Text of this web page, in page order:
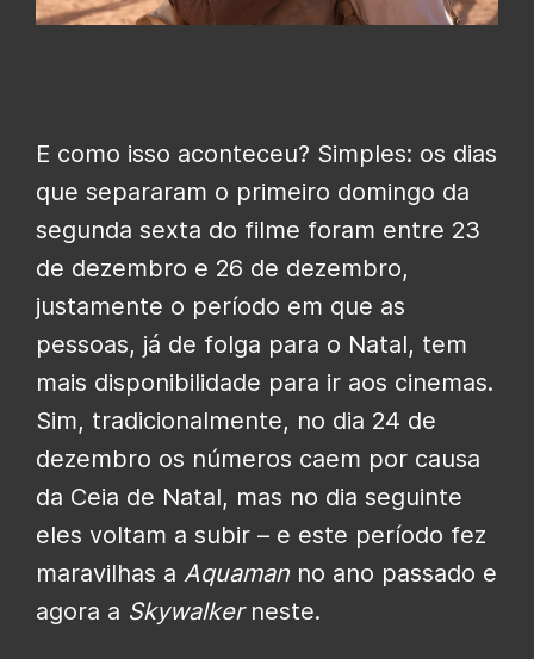
E como isso aconteceu? Simples: os dias
que separaram o primeiro domingo da
segunda sexta do filme foram entre 23
de dezembro e 26 de dezembro,
justamente o período em que as
pessoas, já de folga para o Natal, tem
mais disponibilidade para ir aos cinemas.
Sim, tradicionalmente, no dia 24 de
dezembro os números caem por causa
da Ceia de Natal, mas no dia seguinte
eles voltam a subir – e este período fez
maravilhas a Aquaman no ano passado e
agora a Skywalkerneste.